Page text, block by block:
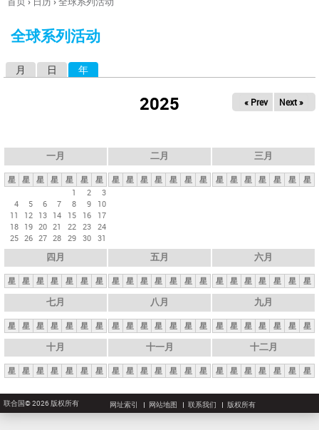
你
这
全球系列活动
月 日 年
2025 « Prev Next »
一月
星 星 星 星 星 星
星
1
2
3
4
5 6 7 8 9
10
11
12 13 14 15 16
17
18 19 20 21 22 23 24
25 26 27 28 29 30 31
二月
星 星 星 星 星 星 星
三月
星 星 星 星 星 星 星
四月
星 星 星 星 星 星 星
五月
星 星 星 星 星 星 星
六月
星 星 星 星 星 星 星
七月
星 星 星 星 星 星 星
八月
星 星 星 星 星 星 星
九月
星 星 星 星 星 星 星
十月
星 星 星 星 星 星 星
十一月
星 星 星 星 星 星 星
十二月
星 星 星 星 星 星 星
联合国© 2026 版权所有 网址索引 网站地图 联系我们 版权所有